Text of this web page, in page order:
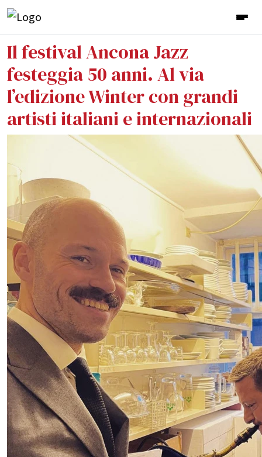
Il festival Ancona Jazz
festeggia 50 anni. Al via
l’edizione Winter con grandi
artisti italiani e internazionali